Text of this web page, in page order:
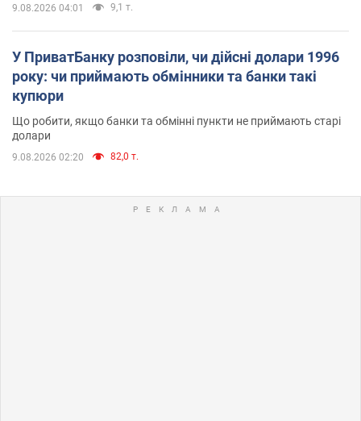
9.08.2026 04:01 9,1 т.
У ПриватБанку розповіли, чи дійсні долари 1996
року: чи приймають обмінники та банки такі
купюри
Що робити, якщо банки та обмінні пункти не приймають старі
долари
9.08.2026 02:20 82,0 т.